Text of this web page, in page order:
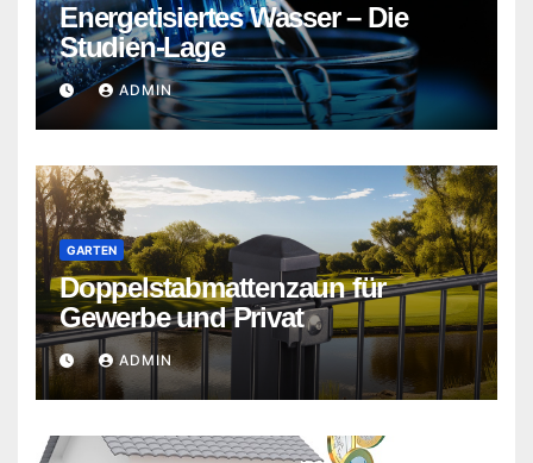
Energetisiertes Wasser – Die
Studien-Lage
ADMIN
GARTEN
Doppelstabmattenzaun für
Gewerbe und Privat
ADMIN